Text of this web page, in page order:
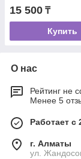
15 500 ₸
Купить
О нас
Рейтинг не
Менее 5
Работает с
г. Алматы
ул.